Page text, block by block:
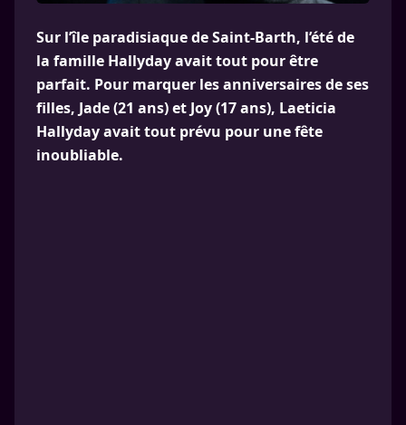
Sur l’île paradisiaque de Saint-Barth, l’été de
la famille Hallyday avait tout pour être
parfait. Pour marquer les anniversaires de ses
filles, Jade (21 ans) et Joy (17 ans), Laeticia
Hallyday avait tout prévu pour une fête
inoubliable.